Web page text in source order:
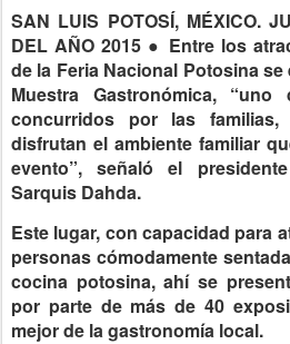
SAN LUIS POTOSÍ, MÉXICO.
DEL AÑO 2015 ● Entre los
de la Feria Nacional Potosina
Muestra Gastronómica,
concurridos por las
disfrutan el ambiente familiar
evento”, señaló el
Sarquis Dahda.
Este lugar, con capacidad para
personas cómodamente
cocina potosina, ahí se
por parte de más de 40
mejor de la gastronomía local.